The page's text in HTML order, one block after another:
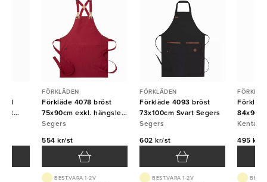
FÖRKLÄDEN
Förkläde 4078 bröst
75x90cm exkl. hängsle
Mörkröd Segers
Segers
554 kr/st
BEST.VARA 1-2V
FÖRKLÄDEN
Förkläde 4093 bröst
73x100cm Svart Segers
Segers
602 kr/st
BEST.VARA 1-2V
Kentaur
Kentaur
495 kr/